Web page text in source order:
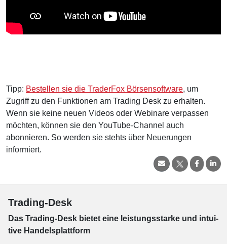
Tipp: Bestellen sie die TraderFox Börsensoftware, um
Zugriff zu den Funktionen am Trading Desk zu erhalten.
Wenn sie keine neuen Videos oder Webinare verpassen
möchten, können sie den YouTube-Channel auch
abonnieren. So werden sie stehts über Neuerungen
informiert.
Trading-Desk
Das Trading-Desk bie­tet eine leis­tungs­star­ke und in­tui­
tive Han­dels­platt­form